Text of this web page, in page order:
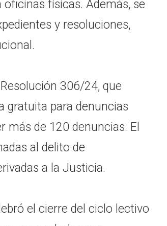
físicas. Además, se
y resoluciones,
306/24, que
gratuita para denuncias
más de 120 denuncias. El
al delito de
a la Justicia.
el cierre del ciclo lectivo